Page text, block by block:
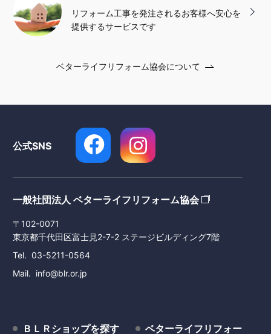
リフォーム工事を発注されるお客様へ安心を
提供するサービスです
ベターライフリフォーム協会について
公式SNS
一般社団法人 ベターライフリフォーム協会
〒102-0071
東京都千代田区富士見2-7-2 ステージビルディング7階
Tel
03-5211-0564
Mail
info@blr.or.jp
ＢＬＲショップを探す ベターライフリフォー